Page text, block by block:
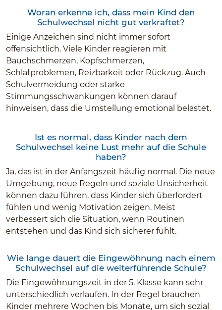
Woran erkenne ich, dass mein Kind den
Schulwechsel nicht gut verkraftet?
Einige Anzeichen sind nicht immer sofort
offensichtlich. Viele Kinder reagieren mit
Bauchschmerzen, Kopfschmerzen,
Schlafproblemen, Reizbarkeit oder Rückzug. Auch
Schulvermeidung oder starke
Stimmungsschwankungen können darauf
hinweisen, dass die Umstellung emotional belastet.
Ist es normal, dass Kinder nach dem
Schulwechsel keine Lust mehr auf die Schule
haben?
Ja, das ist in der Anfangszeit häufig normal. Die neue
Umgebung, neue Regeln und soziale Unsicherheit
können dazu führen, dass Kinder sich überfordert
fühlen und wenig Motivation zeigen. Meist
verbessert sich die Situation, wenn Routinen
entstehen und das Kind sich sicherer fühlt.
Wie lange dauert die Eingewöhnung nach einem
Schulwechsel auf die weiterführende Schule?
Die Eingewöhnungszeit in der 5. Klasse kann sehr
unterschiedlich verlaufen. In der Regel brauchen
Kinder mehrere Wochen bis Monate, um sich sozial